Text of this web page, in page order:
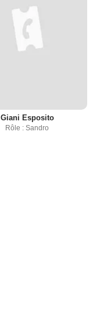
Giani Esposito
Rôle : Sandro